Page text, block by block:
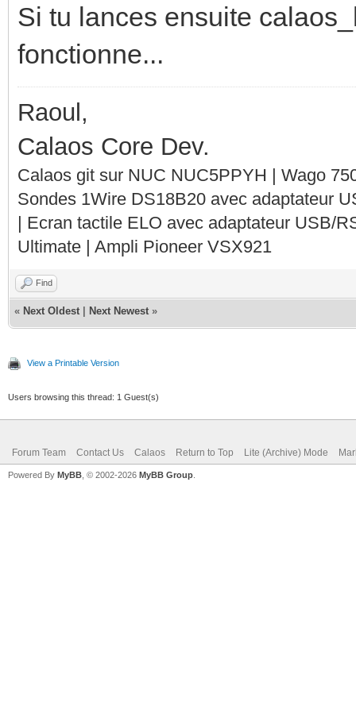
Si tu lances ensuite
fonctionne...
Raoul,
Calaos Core Dev.
Calaos git sur NUC NUC5PPYH | Wago
Sondes 1Wire DS18B20 avec adaptateur
| Ecran tactile ELO avec adaptateur USB/
Ultimate | Ampli Pioneer VSX921
Find
« Next Oldest Next Newest »
View a Printable Version
Users browsing this thread: 1 Guest(s)
Forum Team Contact Us Calaos Return to Top Lite (Archive) Mode
Powered By MyBB , © 2002-2026 MyBB Group